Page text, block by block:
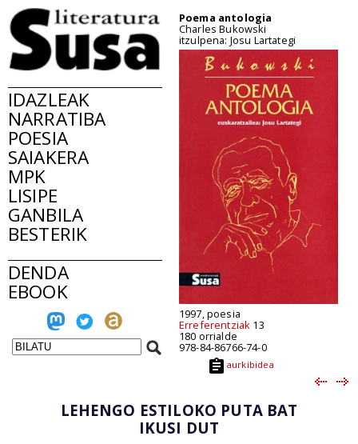
IDAZLEAK
NARRATIBA
POESIA
SAIAKERA
MPK
LISIPE
GANBILA
BESTERIK
DENDA
EBOOK
Poema antologia
Charles Bukowski
itzulpena: Josu Lartategi
1997, poesia
Erreferentziak 13
180 orrialde
978-84-86766-74-0
aurkibidea
LEHENGO ESTILOKO PUTA BAT
IKUSI DUT